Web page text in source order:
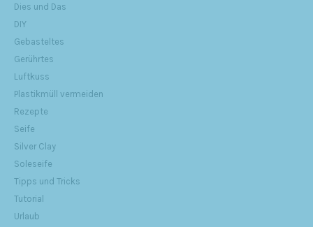
Dies und Das
DIY
Gebasteltes
Gerührtes
Luftkuss
Plastikmüll vermeiden
Rezepte
Seife
Silver Clay
Soleseife
Tipps und Tricks
Tutorial
Urlaub